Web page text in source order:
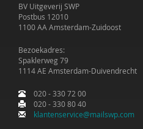
BV Uitgeverij SWP
Postbus 12010
1100 AA Amsterdam-Zuidoost
Bezoekadres:
Spaklerweg 79
1114 AE Amsterdam-Duivendrecht
020 - 330 72 00
020 - 330 80 40
klantenservice@mailswp.com